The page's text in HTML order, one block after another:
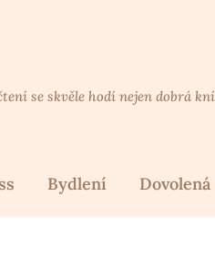
se skvěle hodí nejen dobrá
Bydlení Dovolená